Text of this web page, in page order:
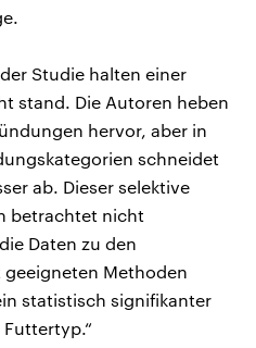
Studie halten einer
stand. Die Autoren heben
hervor, aber in
schneidet
ab. Dieser selektive
betrachtet nicht
Daten zu den
Methoden
statistisch signifikanter